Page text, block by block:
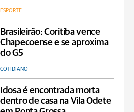
ESPORTE
Brasileirão: Coritiba vence
Chapecoense e se aproxima
do G5
COTIDIANO
Idosa é encontrada morta
dentro de casa na Vila Odete